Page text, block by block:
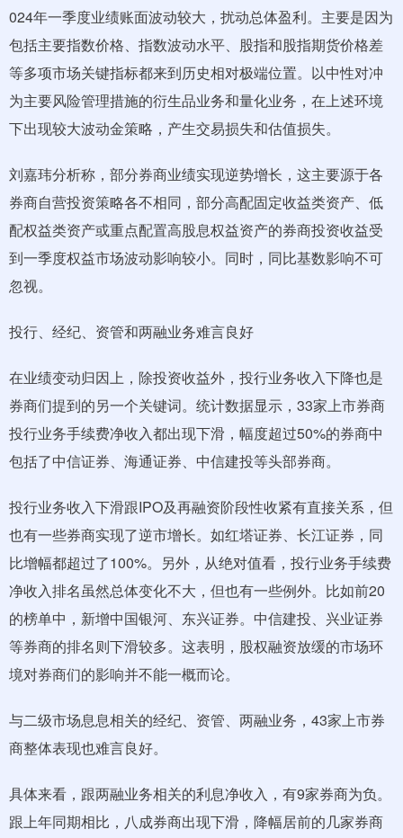
024年一季度业绩账面波动较大，扰动总体盈利。主要是因为
包括主要指数价格、指数波动水平、股指和股指期货价格差
等多项市场关键指标都来到历史相对极端位置。以中性对冲
为主要风险管理措施的衍生品业务和量化业务，在上述环境
下出现较大波动金策略，产生交易损失和估值损失。
刘嘉玮分析称，部分券商业绩实现逆势增长，这主要源于各
券商自营投资策略各不相同，部分高配固定收益类资产、低
配权益类资产或重点配置高股息权益资产的券商投资收益受
到一季度权益市场波动影响较小。同时，同比基数影响不可
忽视。
投行、经纪、资管和两融业务难言良好
在业绩变动归因上，除投资收益外，投行业务收入下降也是
券商们提到的另一个关键词。统计数据显示，33家上市券商
投行业务手续费净收入都出现下滑，幅度超过50%的券商中
包括了中信证券、海通证券、中信建投等头部券商。
投行业务收入下滑跟IPO及再融资阶段性收紧有直接关系，但
也有一些券商实现了逆市增长。如红塔证券、长江证券，同
比增幅都超过了100%。另外，从绝对值看，投行业务手续费
净收入排名虽然总体变化不大，但也有一些例外。比如前20
的榜单中，新增中国银河、东兴证券。中信建投、兴业证券
等券商的排名则下滑较多。这表明，股权融资放缓的市场环
境对券商们的影响并不能一概而论。
与二级市场息息相关的经纪、资管、两融业务，43家上市券
商整体表现也难言良好。
具体来看，跟两融业务相关的利息净收入，有9家券商为负。
跟上年同期相比，八成券商出现下滑，降幅居前的几家券商